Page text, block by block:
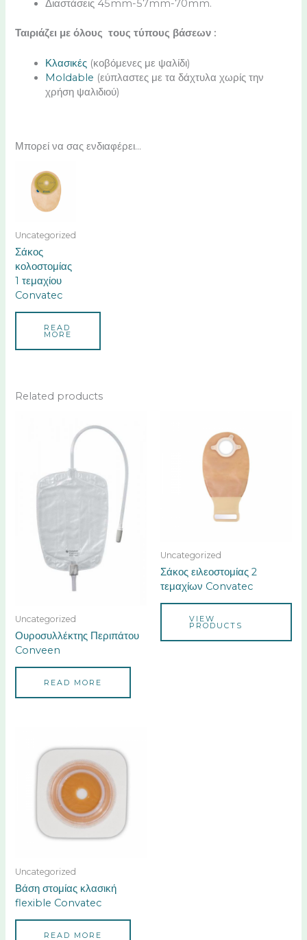
Διαστάσεις 45mm-57mm-70mm.
Ταιριάζει με όλους τους τύπους βάσεων :
Κλασικές (κοβόμενες με ψαλίδι)
Moldable (εύπλαστες με τα δάχτυλα χωρίς την
χρήση ψαλιδιού)
Μπορεί να σας ενδιαφέρει...
Uncategorized
Σάκος
κολοστομίας
1 τεμαχίου
Convatec
READ
MORE
Related products
Uncategorized
Ουροσυλλέκτης Περιπάτου
Conveen
READ MORE
Uncategorized
Σάκος ειλεοστομίας 2
τεμαχίων Convatec
VIEW
PRODUCTS
Uncategorized
Βάση στομίας κλασική
flexible Convatec
READ MORE